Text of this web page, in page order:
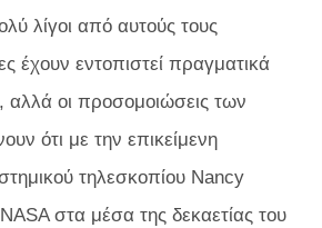
λίγοι από αυτούς τους
έχουν εντοπιστεί πραγματικά
οι προσομοιώσεις των
ότι με την επικείμενη
τηλεσκοπίου Nancy
στα μέσα της δεκαετίας του